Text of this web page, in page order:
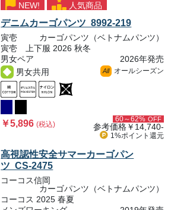
NEW! 人気商品
デニムカーゴパンツ 8992-219
寅壱
カーゴパンツ（ベトナムパンツ）
寅壱 上下服 2026 秋冬
男女ペア
2026年発売
男女共用
All オールシーズン
￥5,896(税込)
60～62% OFF
参考価格￥14,740-
1%ポイント 還元
高視認性安全サマーカーゴパン
ツ CS-2475
コーコス信岡
カーゴパンツ（ベトナムパンツ）
コーコス 2025 春夏